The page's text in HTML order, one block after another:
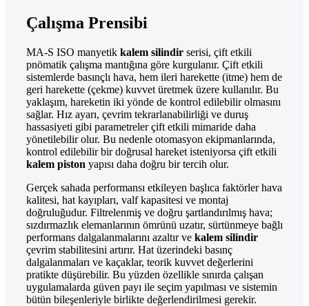
Çalışma Prensibi
MA-S ISO manyetik kalem silindir serisi, çift etkili
pnömatik çalışma mantığına göre kurgulanır. Çift etkili
sistemlerde basınçlı hava, hem ileri harekette (itme) hem de
geri harekette (çekme) kuvvet üretmek üzere kullanılır. Bu
yaklaşım, hareketin iki yönde de kontrol edilebilir olmasını
sağlar. Hız ayarı, çevrim tekrarlanabilirliği ve duruş
hassasiyeti gibi parametreler çift etkili mimaride daha
yönetilebilir olur. Bu nedenle otomasyon ekipmanlarında,
kontrol edilebilir bir doğrusal hareket isteniyorsa çift etkili
kalem piston yapısı daha doğru bir tercih olur.
Gerçek sahada performansı etkileyen başlıca faktörler hava
kalitesi, hat kayıpları, valf kapasitesi ve montaj
doğruluğudur. Filtrelenmiş ve doğru şartlandırılmış hava;
sızdırmazlık elemanlarının ömrünü uzatır, sürtünmeye bağlı
performans dalgalanmalarını azaltır ve kalem silindir
çevrim stabilitesini artırır. Hat üzerindeki basınç
dalgalanmaları ve kaçaklar, teorik kuvvet değerlerini
pratikte düşürebilir. Bu yüzden özellikle sınırda çalışan
uygulamalarda güven payı ile seçim yapılması ve sistemin
bütün bileşenleriyle birlikte değerlendirilmesi gerekir.